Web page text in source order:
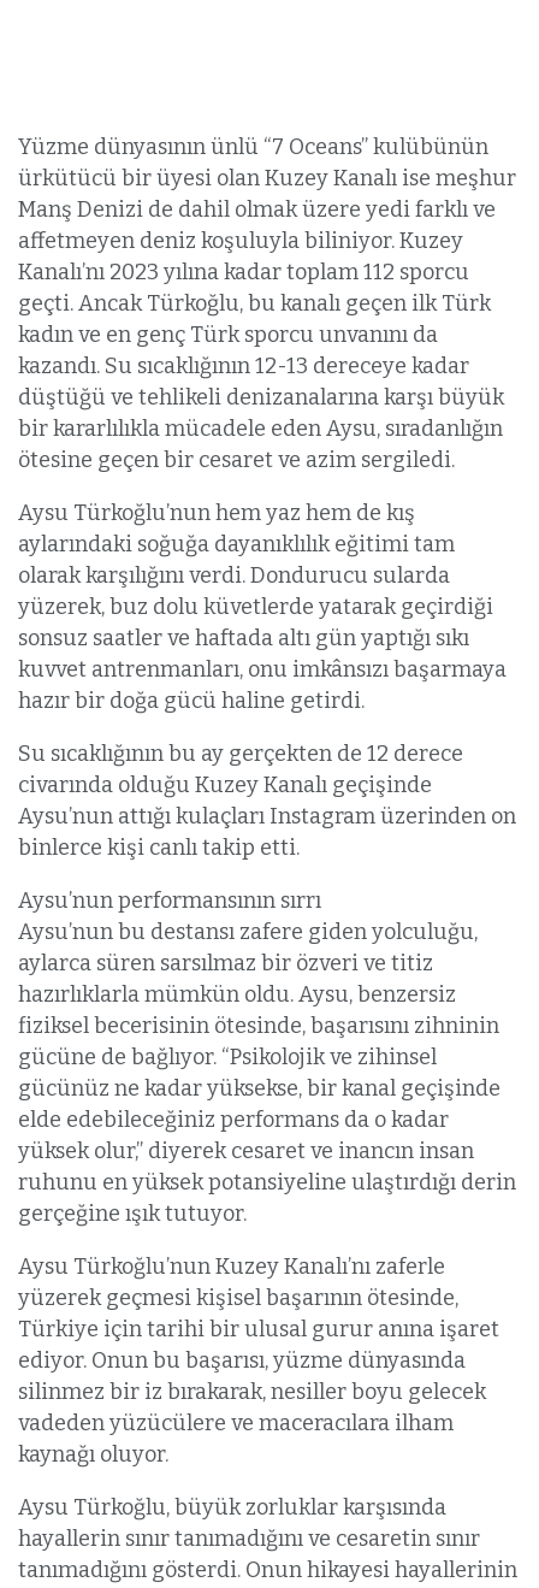
Yüzme dünyasının ünlü “7 Oceans” kulübünün
ürkütücü bir üyesi olan Kuzey Kanalı ise meşhur
Manş Denizi de dahil olmak üzere yedi farklı ve
affetmeyen deniz koşuluyla biliniyor. Kuzey
Kanalı’nı 2023 yılına kadar toplam 112 sporcu
geçti. Ancak Türkoğlu, bu kanalı geçen ilk Türk
kadın ve en genç Türk sporcu unvanını da
kazandı. Su sıcaklığının 12-13 dereceye kadar
düştüğü ve tehlikeli denizanalarına karşı büyük
bir kararlılıkla mücadele eden Aysu, sıradanlığın
ötesine geçen bir cesaret ve azim sergiledi.
Aysu Türkoğlu’nun hem yaz hem de kış
aylarındaki soğuğa dayanıklılık eğitimi tam
olarak karşılığını verdi. Dondurucu sularda
yüzerek, buz dolu küvetlerde yatarak geçirdiği
sonsuz saatler ve haftada altı gün yaptığı sıkı
kuvvet antrenmanları, onu imkânsızı başarmaya
hazır bir doğa gücü haline getirdi.
Su sıcaklığının bu ay gerçekten de 12 derece
civarında olduğu Kuzey Kanalı geçişinde
Aysu’nun attığı kulaçları Instagram üzerinden on
binlerce kişi canlı takip etti.
Aysu’nun performansının sırrı
Aysu’nun bu destansı zafere giden yolculuğu,
aylarca süren sarsılmaz bir özveri ve titiz
hazırlıklarla mümkün oldu. Aysu, benzersiz
fiziksel becerisinin ötesinde, başarısını zihninin
gücüne de bağlıyor. “Psikolojik ve zihinsel
gücünüz ne kadar yüksekse, bir kanal geçişinde
elde edebileceğiniz performans da o kadar
yüksek olur,” diyerek cesaret ve inancın insan
ruhunu en yüksek potansiyeline ulaştırdığı derin
gerçeğine ışık tutuyor.
Aysu Türkoğlu’nun Kuzey Kanalı’nı zaferle
yüzerek geçmesi kişisel başarının ötesinde,
Türkiye için tarihi bir ulusal gurur anına işaret
ediyor. Onun bu başarısı, yüzme dünyasında
silinmez bir iz bırakarak, nesiller boyu gelecek
vadeden yüzücülere ve maceracılara ilham
kaynağı oluyor.
Aysu Türkoğlu, büyük zorluklar karşısında
hayallerin sınır tanımadığını ve cesaretin sınır
tanımadığını gösterdi. Onun hikayesi hayallerinin